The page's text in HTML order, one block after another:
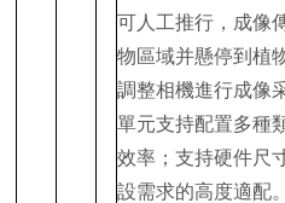
可人工推行，成像
物區域并懸停到植
調整相機進行成像
單元支持配置多種
效率；支持硬件尺
設需求的高度適配。